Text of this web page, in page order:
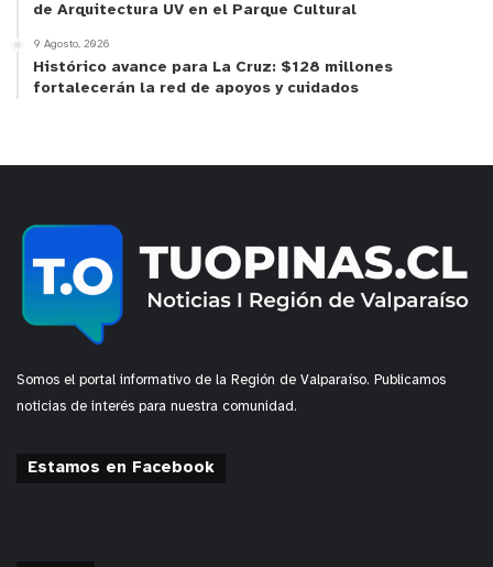
de Arquitectura UV en el Parque Cultural
9 Agosto, 2026
Histórico avance para La Cruz: $128 millones
fortalecerán la red de apoyos y cuidados
Somos el portal informativo de la Región de Valparaíso. Publicamos
noticias de interés para nuestra comunidad.
Estamos en Facebook